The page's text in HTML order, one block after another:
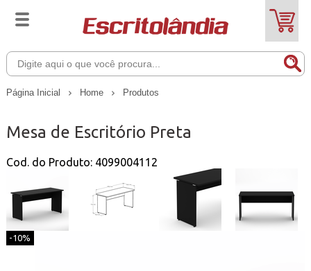
Página Inicial Home Produtos
Mesa de Escritório Preta
Cod. do Produto: 4099004112
-10%